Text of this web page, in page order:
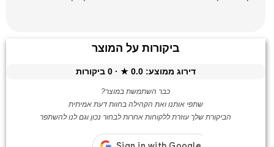
ביקורות על המוצר
דירוג ממוצע:0.0
★ ·
0 ביקורות
כבר השתמשת במוצר?
שתפי אותנו ואת הקהילה בחוות דעת אמיתית
הביקורת שלך עוזרת ללקוחות אחרות לבחור נכון וגם לנו להשתפר